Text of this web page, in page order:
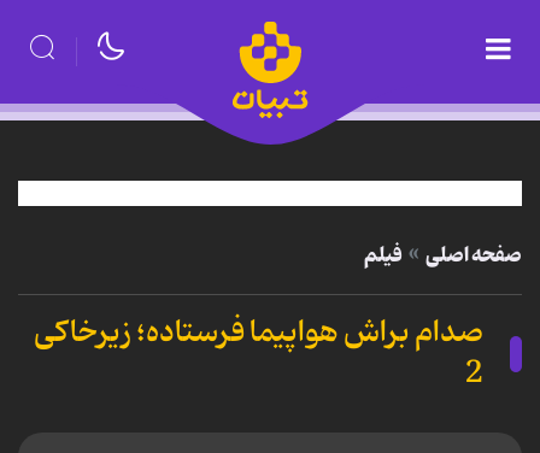
صفحه اصلی فیلم
صدام براش هواپیما فرستاده؛ زیرخاکی
2